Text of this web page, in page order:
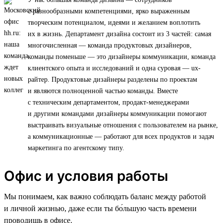
с разнообразными компетенциями, ярко выраженным
творческим потенциалом, идеями и желанием воплотить
их в жизнь. Департамент дизайна состоит из 3 частей: самая
многочисленная — команда продуктовых дизайнеров,
команды поменьше — это дизайнеры коммуникации, команда
клиентского опыта и исследований и одна суровая — ux-
райтер. Продуктовые дизайнеры разделены по проектам
и являются полноценной частью команды. Вместе
с техническим департаментом, продакт-менеджерами
и другими командами дизайнеры коммуникации помогают
выстраивать визуальные отношения с пользователем на рынке,
а коммуникационные — работают для всех продуктов и задач
маркетинга по агентскому типу.
Офис и условия работы
Мы понимаем, как важно соблюдать баланс между работой
и личной жизнью, даже если ты бо́льшую часть времени
проводишь в офисе.